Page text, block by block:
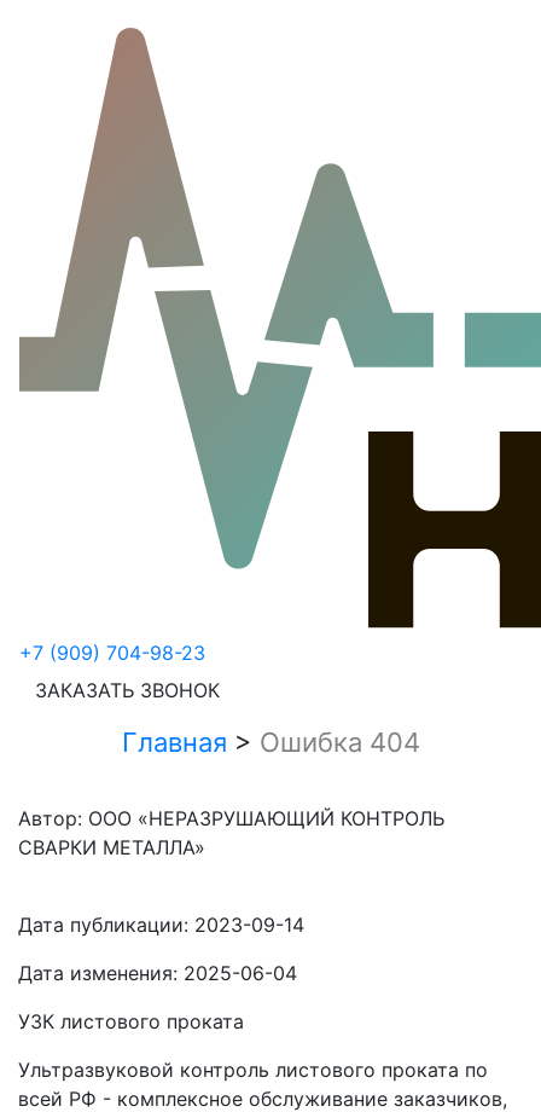
+7 (909) 704-98-23
ЗАКАЗАТЬ ЗВОНОК
Главная > Ошибка 404
Автор: ООО «НЕРАЗРУШАЮЩИЙ КОНТРОЛЬ
СВАРКИ МЕТАЛЛА»
Дата публикации: 2023-09-14
Дата изменения: 2025-06-04
УЗК листового проката
Ультразвуковой контроль листового проката по
всей РФ - комплексное обслуживание заказчиков,